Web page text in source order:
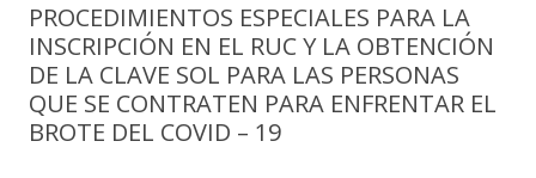
PROCEDIMIENTOS ESPECIALES PARA LA
INSCRIPCIÓN EN EL RUC Y LA OBTENCIÓN
DE LA CLAVE SOL PARA LAS PERSONAS
QUE SE CONTRATEN PARA ENFRENTAR EL
BROTE DEL COVID – 19